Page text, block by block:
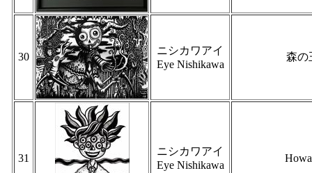
30
ニシカワアイ
Eye Nishikawa
森の
31
ニシカワアイ
Eye Nishikawa